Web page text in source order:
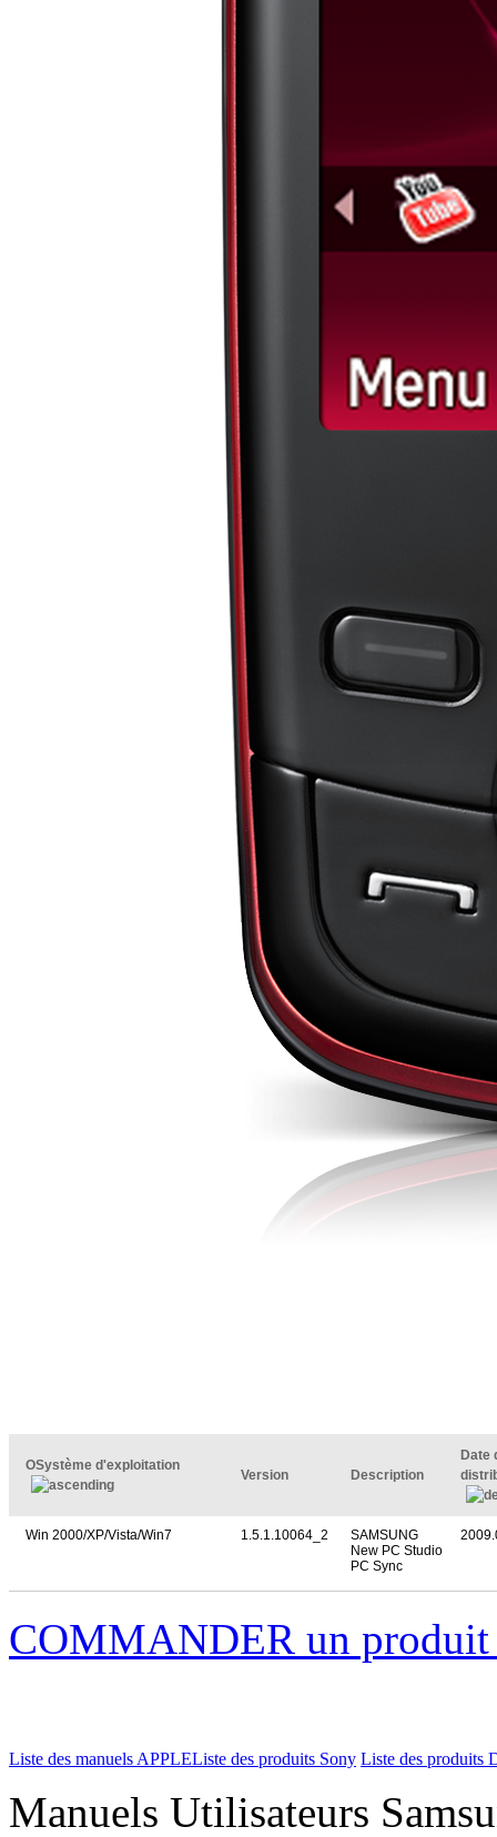
OSystème d'exploitation
Version Description
Date
Win 2000/XP/Vista/Win7 1.5.1.10064_2
SAMSUNG
New PC Studio
PC Sync
COMMANDER un
Liste des manuels APPLEListe des produits Sony Liste des produits
Manuels Utilisateurs